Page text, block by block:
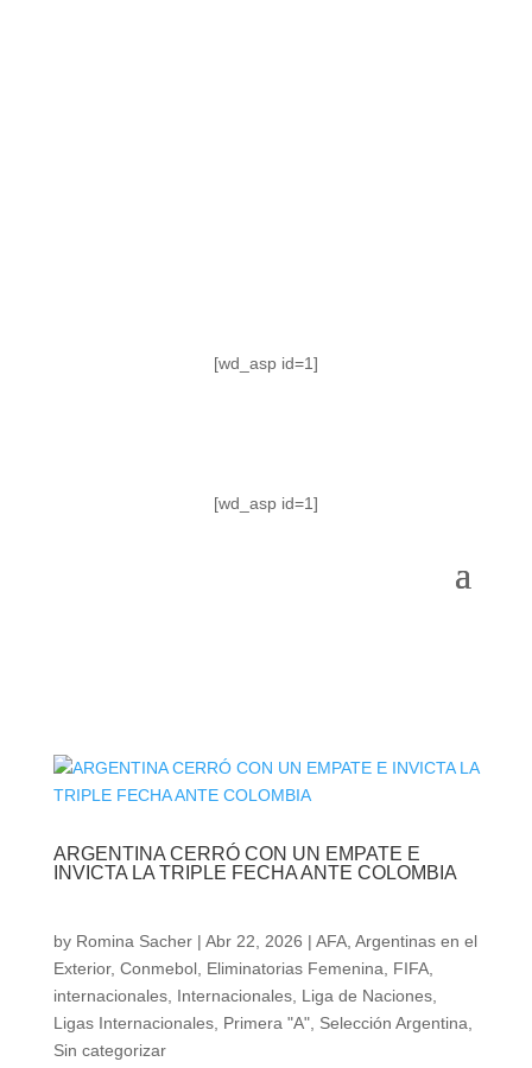
[wd_asp id=1]
[wd_asp id=1]
ARGENTINA CERRÓ CON UN EMPATE E
INVICTA LA TRIPLE FECHA ANTE COLOMBIA
by Romina Sacher| Abr 22, 2026 | AFA, Argentinas en el
Exterior, Conmebol, Eliminatorias Femenina FIFA,
internacionales, Internacionales, Liga de Naciones,
Ligas Internacionales, Primera "A", Selección Argentina
Sin categorizar